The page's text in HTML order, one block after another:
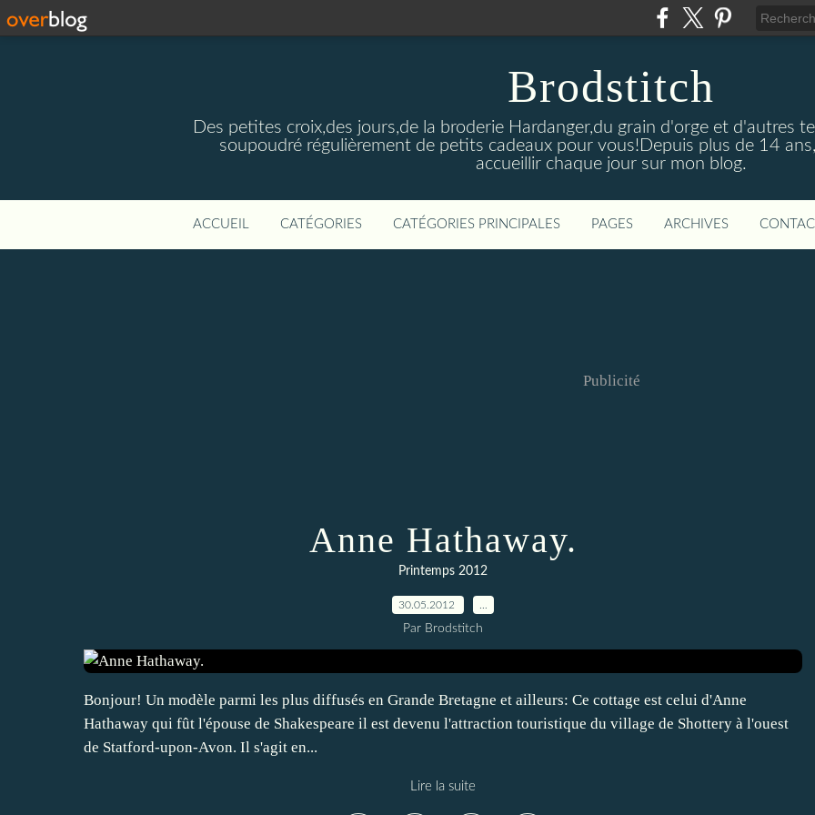
Brodstitch
Des petites croix,des jours,de la broderie Hardanger,du grain d'orge et d'autres
soupoudré régulièrement de petits cadeaux pour vous!Depuis plus de 14
accueillir chaque jour sur mon blog.
ACCUEIL CATÉGORIES CATÉGORIES PRINCIPALES PAGES ARCHIVES
Publicité
Anne Hathaway.
Printemps 2012
30.05.2012
Par Brodstitch
Bonjour! Un modèle parmi les plus diffusés en Grande Bretagne et ailleurs: Ce cottage est celui d'Anne
Hathaway qui fût l'épouse de Shakespeare il est devenu l'attraction touristique du village de Shottery à l'ouest
de Statford-upon-Avon. Il s'agit en...
Lire la suite